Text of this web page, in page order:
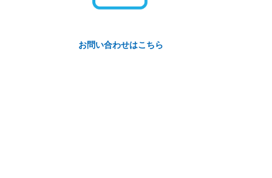
お問い合わせはこちら